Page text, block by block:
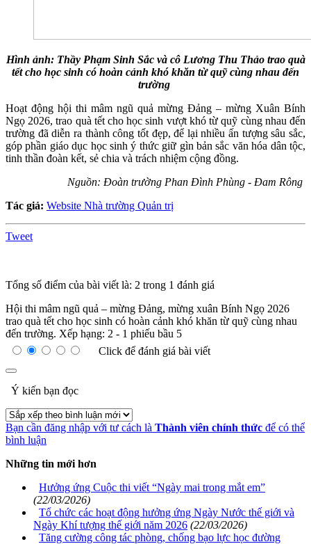
Hình ảnh: Thầy Phạm Sinh Sắc và cô Lương Thu Thảo trao quà
tết cho học sinh có hoàn cảnh khó khăn từ quỹ cùng nhau đến
trường
Hoạt động hội thi mâm ngũ quả mừng Đảng – mừng Xuân Bính
Ngọ 2026, trao quà tết cho học sinh vượt khó từ quỹ cùng nhau đến
trường đã diễn ra thành công tốt đẹp, để lại nhiều ấn tượng sâu sắc,
góp phần giáo dục học sinh ý thức giữ gìn bản sắc văn hóa dân tộc,
tinh thần đoàn kết, sẻ chia và trách nhiệm cộng đồng.
Nguồn: Đoàn trường Phan Đình Phùng - Đam Rông
Tác giả: Website Nhà trường Quản trị
Tweet
Tổng số điểm của bài viết là: 2 trong 1 đánh giá
Hội thi mâm ngũ quả – mừng Đảng, mừng xuân Bính Ngọ 2026
trao quà tết cho học sinh có hoàn cảnh khó khăn từ quỹ cùng nhau
đến trường. Xếp hạng: 2 - 1 phiếu bầu 5
Click để đánh giá bài viết
Ý kiến bạn đọc
Bạn cần đăng nhập với tư cách là Thành viên chính thức để có thể
bình luận
Những tin mới hơn
Hưởng ứng Cuộc thi viết “Ngày mai trong mắt em”
(22/03/2026)
Tổ chức các hoạt động hưởng ứng Ngày Nước thế giới và
Ngày Khí tượng thế giới năm 2026 (22/03/2026)
Tăng cường công tác phòng, chống bạo lực học đường